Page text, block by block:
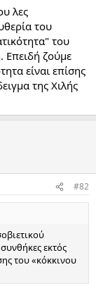
λες
του
του
Επειδή ζούμε
είναι επίσης
της Χιλής
#82
εκτός
του «κόκκινου